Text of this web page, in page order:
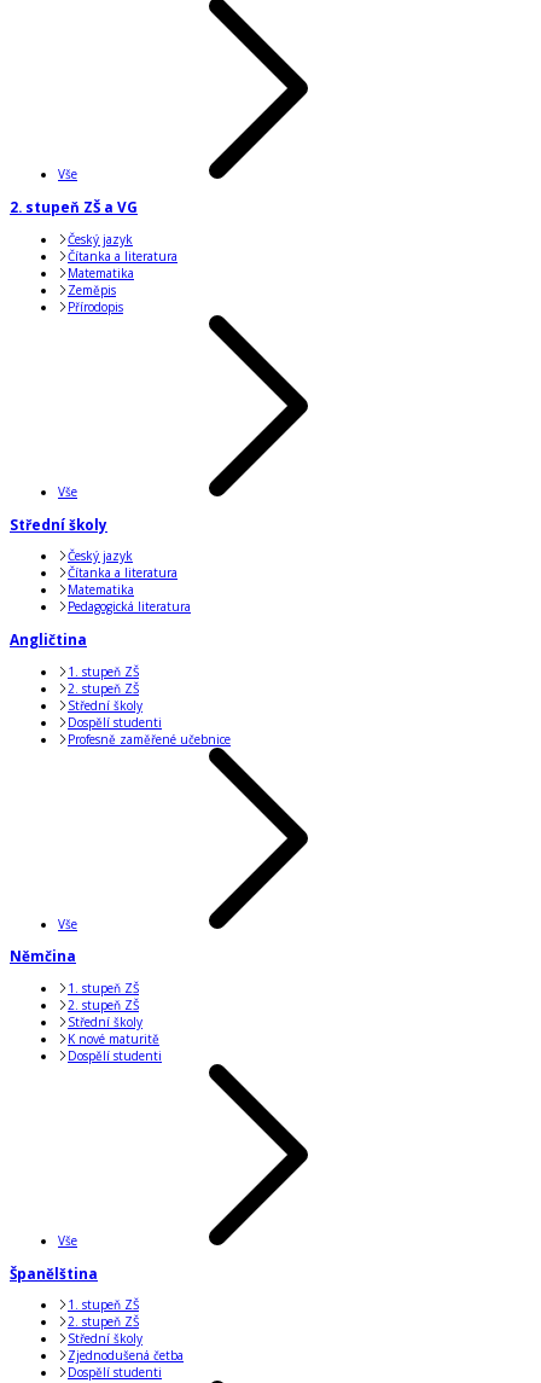
Vše
2. stupeň ZŠ a VG
Český jazyk
Čítanka a literatura
Matematika
Zeměpis
Přírodopis
Vše
Střední školy
Český jazyk
Čítanka a literatura
Matematika
Pedagogická literatura
Angličtina
1. stupeň ZŠ
2. stupeň ZŠ
Střední školy
Dospělí studenti
Profesně zaměřené učebnice
Vše
Němčina
1. stupeň ZŠ
2. stupeň ZŠ
Střední školy
K nové maturitě
Dospělí studenti
Vše
Španělština
1. stupeň ZŠ
2. stupeň ZŠ
Střední školy
Zjednodušená četba
Dospělí studenti